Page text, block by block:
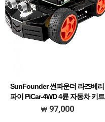
SunFounder 썬파운더 라즈베리
파이 PiCar-4WD 4륜 자동차 키트
(CN0220D)
97,000